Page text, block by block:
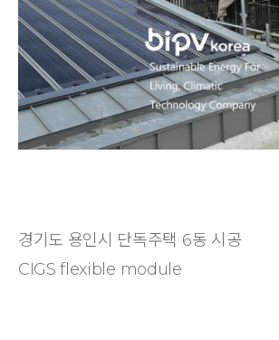
경기도 용인시 단독주택 6동 시공
CIGS flexible module